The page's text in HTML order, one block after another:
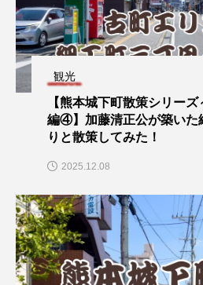
観光
【熊本城下町散策シリー
編④】加藤清正公が築いた
りと散策してみた！
2025.12.08